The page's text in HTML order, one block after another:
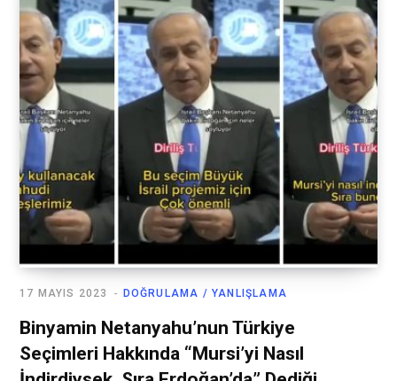
DOĞRULAMA / YANLIŞLAMA
17 MAYIS 2023
Binyamin Netanyahu’nun Türkiye
Seçimleri Hakkında “Mursi’yi Nasıl